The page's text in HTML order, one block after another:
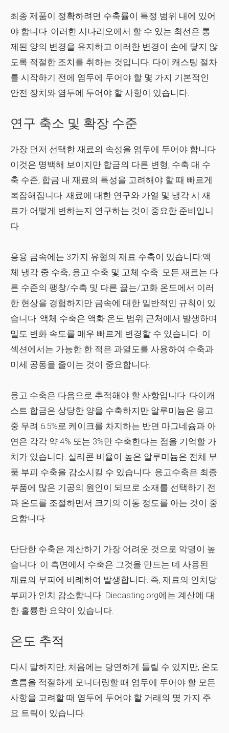
최종 제품이 정확하려면 수축률이 특정 범위 내에 있어
야 합니다. 이러한 시나리오에서 할 수 있는 최선은 통
제된 양의 변경을 유지하고 이러한 변경이 손에 닿지 않
도록 적절한 조치를 취하는 것입니다. 다이 캐스팅 절차
를 시작하기 전에 염두에 두어야 할 몇 가지 기본적인
안전 장치와 염두에 두어야 할 사항이 있습니다.
연구 축소 및 확장 수준
가장 먼저 선택한 재료의 속성을 염두에 두어야 합니다.
이것은 명백해 보이지만 합금의 다른 변형, 수축 대 수
축 수준, 합금 내 재료의 특성을 고려해야 할 때 빠르게
복잡해집니다. 재료에 대한 연구와 가열 및 냉각 시 재
료가 어떻게 변하는지 연구하는 것이 중요한 준비입니
다.
용융 금속에는 3가지 유형의 재료 수축이 있습니다:액
체 냉각 중 수축, 응고 수축 및 고체 수축. 모든 재료는 다
른 수준의 팽창/수축 및 다른 끓는/고화 온도에서 이러
한 현상을 경험하지만 금속에 대한 일반적인 규칙이 있
습니다. 액체 수축은 액화 온도 범위 근처에서 발생하며
밀도 변화 속도를 매우 빠르게 변경할 수 있습니다. 이
섹션에서는 가능한 한 적은 과열도를 사용하여 수축과
미세 공동을 줄이는 것이 중요합니다.
응고 수축은 다음으로 추적해야 할 사항입니다. 다이캐
스트 합금은 상당한 양을 수축하지만 알루미늄은 응고
중 무려 6.5%로 케이크를 차지하는 반면 마그네슘과 아
연은 각각 약 4% 또는 3%만 수축한다는 점을 기억할 가
치가 있습니다. 실리콘 비율이 높은 알루미늄은 전체 부
품 부피 수축을 감소시킬 수 있습니다. 응고수축은 최종
부품에 많은 기공의 원인이 되므로 소재를 선택하기 전
과 온도를 조절하면서 크기의 이동 정도를 아는 것이 중
요합니다.
단단한 수축은 계산하기 가장 어려운 것으로 악명이 높
습니다. 이 측면에서 수축은 그것을 만드는 데 사용된
재료의 부피에 비례하여 발생합니다. 즉, 재료의 인치당
부피가 인치 감소합니다. Diecasting.org에는 계산에 대
한 훌륭한 요약이 있습니다.
온도 추적
다시 말하지만, 처음에는 당연하게 들릴 수 있지만, 온도
흐름을 적절하게 모니터링할 때 염두에 두어야 할 모든
사항을 고려할 때 염두에 두어야 할 거래의 몇 가지 주
요 트릭이 있습니다.